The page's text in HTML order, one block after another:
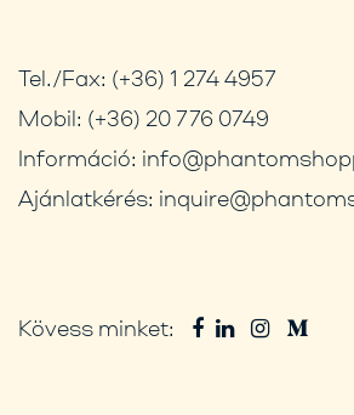
Tel./Fax: (+36) 1 274 4957
Mobil: (+36) 20 776 0749
Információ:
Ajánlatkérés:
Kövess minket: